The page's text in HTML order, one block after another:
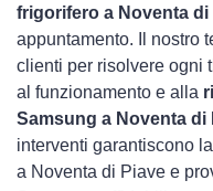
frigorifero a Noventa di
appuntamento. Il nostro
clienti per risolvere ogni
al funzionamento e alla
Samsung a Noventa di
interventi garantiscono
a Noventa di Piave e